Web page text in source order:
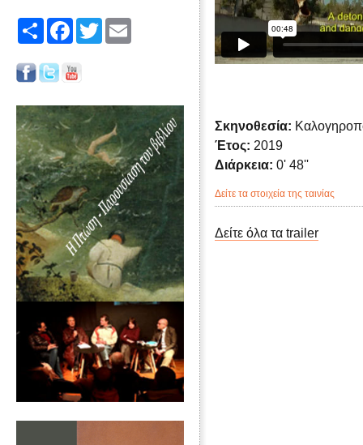
Share FacebookTwitter
Σκηνοθεσία:
Έτος: 2019
Διάρκεια: 0' 48''
Δείτε τα στοιχεία της ταινίας
Δείτε όλα τα trailer